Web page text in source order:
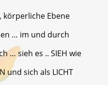
körperliche Ebene
… im und durch
… sieh es .. SIEH wie
und sich als LICHT